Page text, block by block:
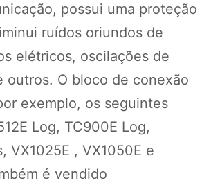
possui uma proteção
ruídos oriundos de
elétricos, oscilações de
outros. O bloco de conexão
exemplo, os seguintes
Log, TC900E Log,
VX1025E , VX1050E e
é vendido